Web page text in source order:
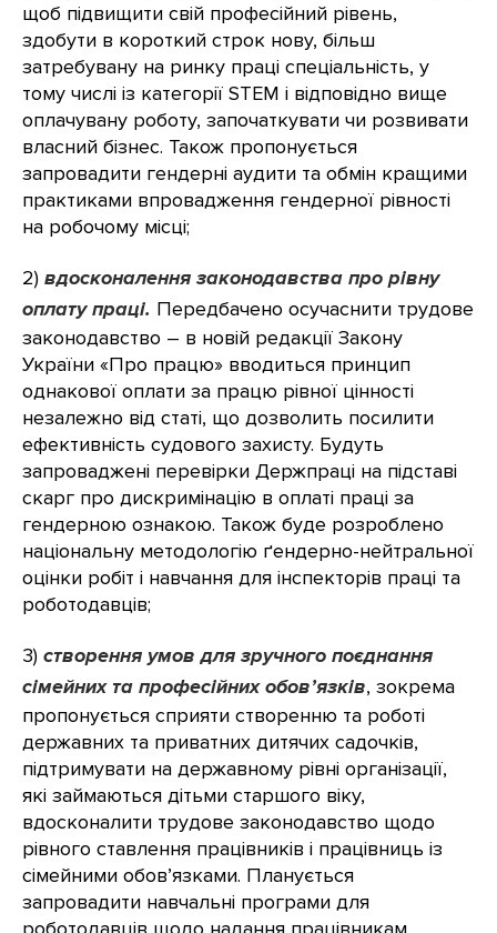
щоб підвищити свій професійний рівень,
здобути в короткий строк нову, більш
затребувану на ринку праці спеціальність, у
тому числі із категорії STEM і відповідно вище
оплачувану роботу, започаткувати чи розвивати
власний бізнес. Також пропонується
запровадити гендерні аудити та обмін кращими
практиками впровадження гендерної рівності
на робочому місці;
2) вдосконалення законодавства про рівну
оплату праці. Передбачено осучаснити трудове
законодавство – в новій редакції Закону
України «Про працю» вводиться принцип
однакової оплати за працю рівної цінності
незалежно від статі, що дозволить посилити
ефективність судового захисту. Будуть
запроваджені перевірки Держпраці на підставі
скарг про дискримінацію в оплаті праці за
гендерною ознакою. Також буде розроблено
національну методологію ґендерно-нейтральної
оцінки робіт і навчання для інспекторів праці та
роботодавців;
3) створення умов для зручного поєднання
сімейних та професійних обов’язків, зокрема
пропонується сприяти створенню та роботі
державних та приватних дитячих садочків,
підтримувати на державному рівні організації,
які займаються дітьми старшого віку,
вдосконалити трудове законодавство щодо
рівного ставлення працівників і працівниць із
сімейними обов’язками. Планується
запровадити навчальні програми для